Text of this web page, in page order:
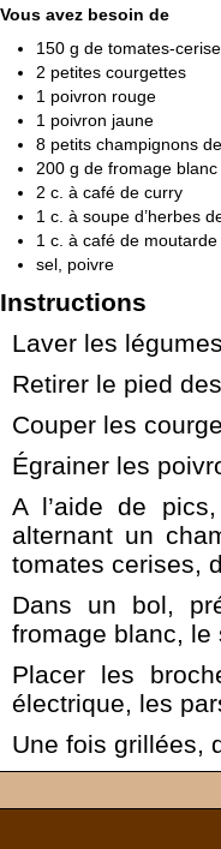
Vous avez besoin de
150 g de tomates-
2 petites courgettes
1 poivron rouge
1 poivron jaune
8 petits champignons
200 g de fromage
2 c. à café de curry
1 c. à soupe d’herbes
1 c. à café de moutarde
sel, poivre
Instructions
Laver les
Retirer le pied
Couper les
Égrainer les
A l’aide de
alternant un
tomates cerises,
Dans un bol,
fromage blanc, le
Placer les
électrique, les
Une fois grillées,